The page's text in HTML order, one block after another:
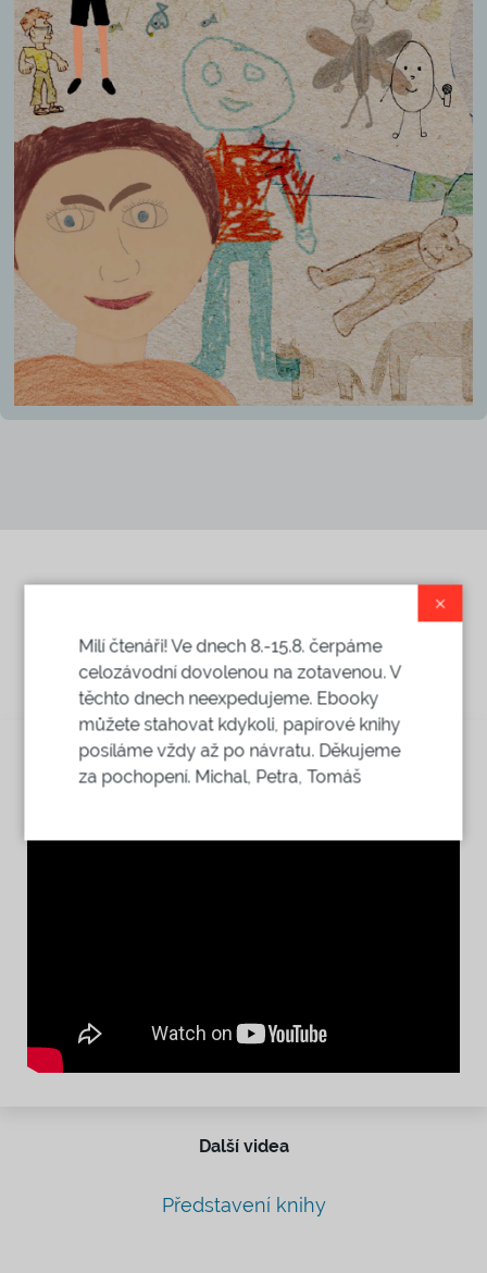
Videa
Další videa
Představení knihy
×
Milí čtenáři! Ve dnech 8.-15.8. čerpáme
celozávodní dovolenou na zotavenou. V
těchto dnech neexpedujeme. Ebooky
můžete stahovat kdykoli, papírové knihy
posíláme vždy až po návratu. Děkujeme
za pochopení. Michal, Petra, Tomáš